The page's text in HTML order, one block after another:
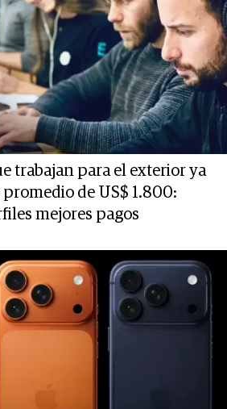
trabajan para el exterior ya
de US$ 1.800:
mejores pagos